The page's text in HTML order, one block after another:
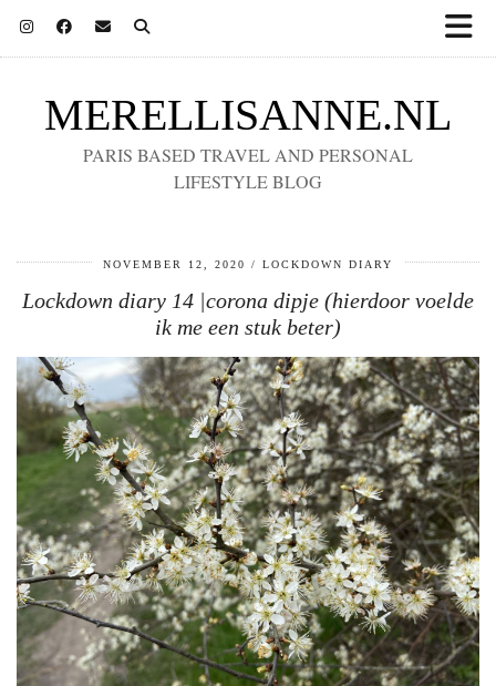
MERELLISANNE.NL
PARIS BASED TRAVEL AND PERSONAL
LIFESTYLE BLOG
NOVEMBER 12, 2020 LOCKDOWN DIARY
Lockdown diary 14 |corona dipje (hierdoor voelde
ik me een stuk beter)